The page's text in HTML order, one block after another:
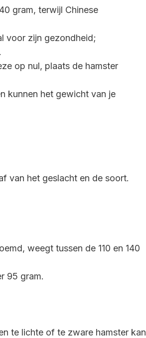
gram, terwijl Chinese
voor zijn gezondheid;
op nul, plaats de hamster
kunnen het gewicht van je
van het geslacht en de soort.
weegt tussen de 110 en 140
95 gram.
te lichte of te zware hamster kan